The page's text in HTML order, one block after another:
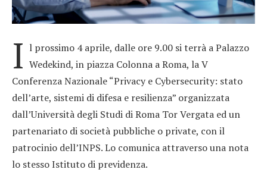
I l prossimo 4 aprile, dalle ore 9.00 si terrà a Palazzo
Wedekind, in piazza Colonna a Roma, la V
Conferenza Nazionale “Privacy e Cybersecurity: stato
dell’arte, sistemi di difesa e resilienza” organizzata
dall’Università degli Studi di Roma Tor Vergata ed un
partenariato di società pubbliche o private, con il
patrocinio dell’INPS. Lo comunica attraverso una nota
lo stesso Istituto di previdenza.